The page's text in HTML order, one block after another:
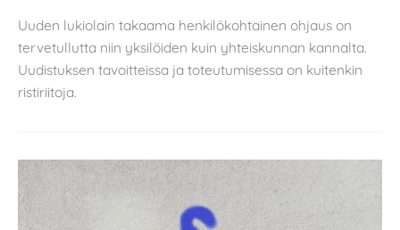
Uuden lukiolain takaama henkilökohtainen ohjaus on
tervetullutta niin yksilöiden kuin yhteiskunnan kannalta.
Uudistuksen tavoitteissa ja toteutumisessa on kuitenkin
ristiriitoja.